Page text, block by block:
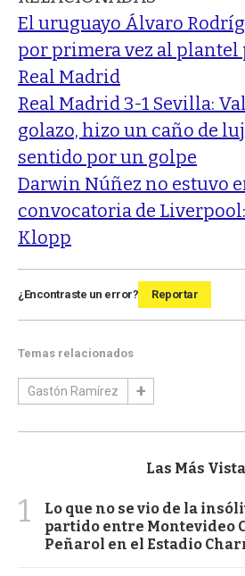
El uruguayo Álvaro
por primera vez al
Real Madrid
Real Madrid 3-1 Sevilla:
golazo, hizo un caño de
sentido por un golpe
Darwin Núñez no estuvo
convocatoria de
Klopp
¿Encontraste un error? Reportar
Temas relacionados
Gastón Ramírez
Las Más
1
Lo que no se vio de la
partido entre Montevideo
Peñarol en el Estadio